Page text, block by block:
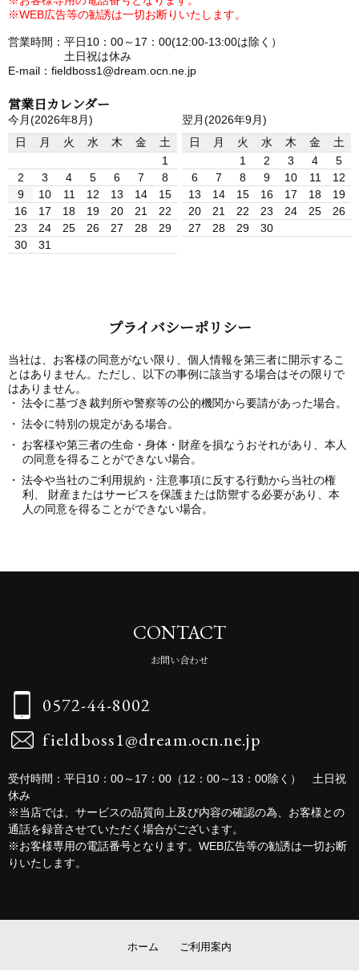
※WEB広告等の勧誘は一切お断りいたします。
営業時間：平日10：00～17：00(12:00-13:00は除く）
土日祝は休み
E-mail：fieldboss1@dream.ocn.ne.jp
営業日カレンダー
今月(2026年8月)
日
月 火 水 木 金
土
1
2
3 4 5 6 7
8
9
10 11 12 13 14
15
16
17 18 19 20 21
22
23
24 25 26 27 28
29
30
31
翌月(2026年9月)
日
月 火 水 木 金
土
1
2 3 4
5
6
7 8 9 10 11
12
13
14 15 16 17 18
19
20
21 22 23 24 25
26
27
28 29 30
プライバシーポリシー
当社は、お客様の同意がない限り、個人情報を第三者に開示するこ
とはありません。ただし、以下の事例に該当する場合はその限りで
はありません。
法令に基づき裁判所や警察等の公的機関から要請があった場合。
法令に特別の規定がある場合。
お客様や第三者の生命・身体・財産を損なうおそれがあり、本人
の同意を得ることができない場合。
法令や当社のご利用規約・注意事項に反する行動から当社の権
利、 財産またはサービスを保護または防禦する必要があり、本
人の同意を得ることができない場合。
CONTACT
お問い合わせ
0572-44-8002
fieldboss1@dream.ocn.ne.jp
受付時間：平日10：00～17：00（12：00～13：00除く） 土日祝
休み
※当店では、サービスの品質向上及び内容の確認の為、お客様との
通話を録音させていただく場合がございます。
※お客様専用の電話番号となります。WEB広告等の勧誘は一切お断
りいたします。
ホーム ご利用案内